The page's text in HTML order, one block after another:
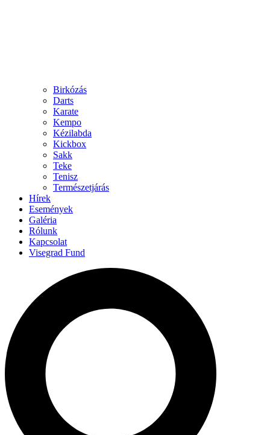
Birkózás
Darts
Karate
Kempo
Kézilabda
Kickbox
Sakk
Teke
Tenisz
Természetjárás
Hírek
Események
Galéria
Rólunk
Kapcsolat
Visegrad Fund